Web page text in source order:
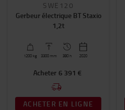
SWE120
Gerbeur électrique BT Staxio
1,2t
1200 kg 3300 mm 380 h 2020
Acheter 6 391 €
ACHETER EN LIGNE